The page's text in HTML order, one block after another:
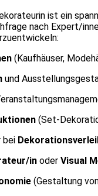
ist ein
nach Expert/
(Kaufhäuser,
und
(Set-
bei
in oder Visual
(Gestaltung